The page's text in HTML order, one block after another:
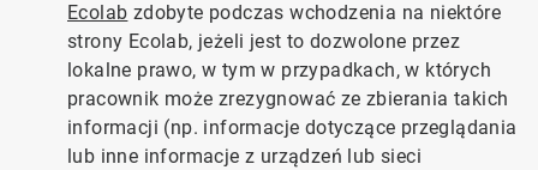
Ecolab zdobyte podczas wchodzenia na niektóre
strony Ecolab, jeżeli jest to dozwolone przez
lokalne prawo, w tym w przypadkach, w których
pracownik może zrezygnować ze zbierania takich
informacji (np. informacje dotyczące przeglądania
lub inne informacje z urządzeń lub sieci